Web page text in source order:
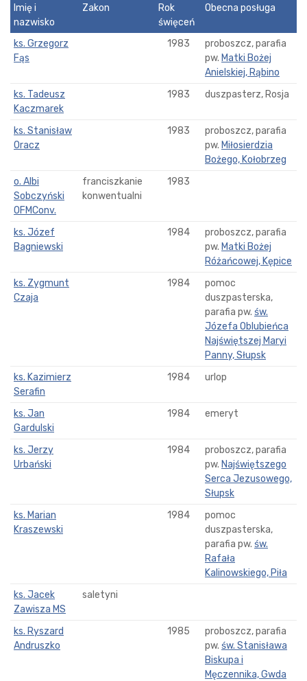
Imię i
nazwisko
Zakon
Rok
święceń
Obecna posługa
ks. Grzegorz
Fąs
1983
proboszcz, parafia
pw. Matki Bożej
Anielskiej, Rąbino
ks. Tadeusz
Kaczmarek
1983 duszpasterz, Rosja
ks. Stanisław
Oracz
1983
proboszcz, parafia
pw. Miłosierdzia
Bożego, Kołobrzeg
o. Albi
Sobczyński
OFMConv.
franciszkanie
konwentualni
1983
ks. Józef
Bagniewski
1984
proboszcz, parafia
pw. Matki Bożej
Różańcowej, Kępice
ks. Zygmunt
Czaja
1984
pomoc
duszpasterska,
parafia pw. św.
Józefa Oblubieńca
Najświętszej Maryi
Panny, Słupsk
ks. Kazimierz
Serafin
1984 urlop
ks. Jan
Gardulski
1984 emeryt
ks. Jerzy
Urbański
1984
proboszcz, parafia
pw. Najświętszego
Serca Jezusowego,
Słupsk
ks. Marian
Kraszewski
1984
pomoc
duszpasterska,
parafia pw. św.
Rafała
Kalinowskiego, Piła
ks. Jacek
Zawisza MS
saletyni
ks. Ryszard
Andruszko
1985
proboszcz, parafia
pw. św. Stanisława
Biskupa i
Męczennika, Gwda